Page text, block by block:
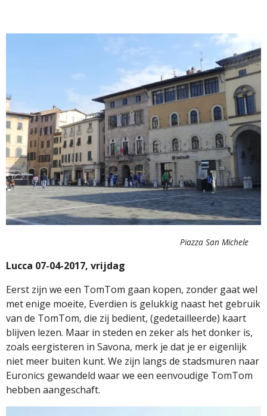
Piazza San Michele
Lucca 07-04-2017, vrijdag
Eerst zijn we een TomTom gaan kopen, zonder gaat wel
met enige moeite, Everdien is gelukkig naast het gebruik
van de TomTom, die zij bedient, (gedetailleerde) kaart
blijven lezen. Maar in steden en zeker als het donker is,
zoals eergisteren in Savona, merk je dat je er eigenlijk
niet meer buiten kunt. We zijn langs de stadsmuren naar
Euronics gewandeld waar we een eenvoudige TomTom
hebben aangeschaft.